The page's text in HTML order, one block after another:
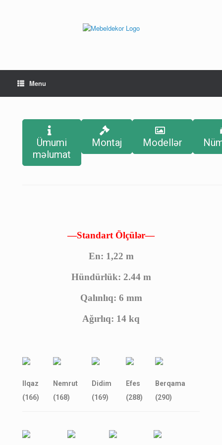
Menu
Ümumi
məlumat
Montaj Modellər
—Standart Ölçülər—
En: 1,22 m
Hündürlük: 2.44 m
Qalınlıq: 6 mm
Ağırlıq: 14 kq
Ilqaz
(166)
Nemrut
(168)
Didim
(169)
Efes
(288)
Berqama
(290)